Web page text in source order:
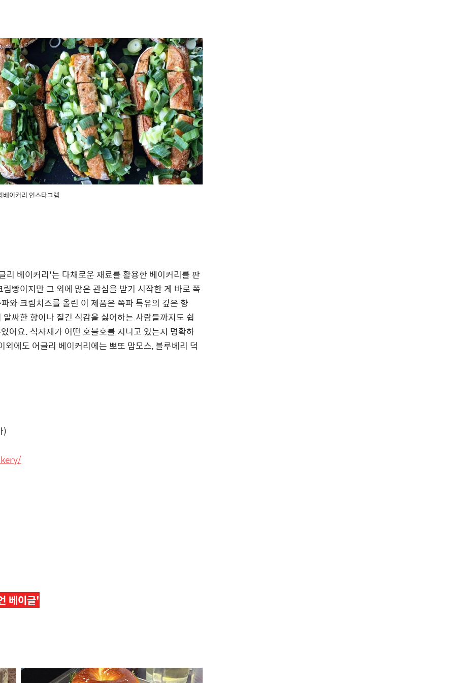
이커리 인스타그램
베이커리'는 다채로운 재료를 활용한 베이커리를 판
빵이지만 그 외에 많은 관심을 받기 시작한 게 바로 쪽
와 크림치즈를 올린 이 제품은 쪽파 특유의 깊은 향
싸한 향이나 질긴 식감을 싫어하는 사람들까지도 쉽
어요. 식자재가 어떤 호불호를 지니고 있는지 명확하
에도 어글리 베이커리에는 뽀또 맘모스, 블루베리 덕
)
베이글'